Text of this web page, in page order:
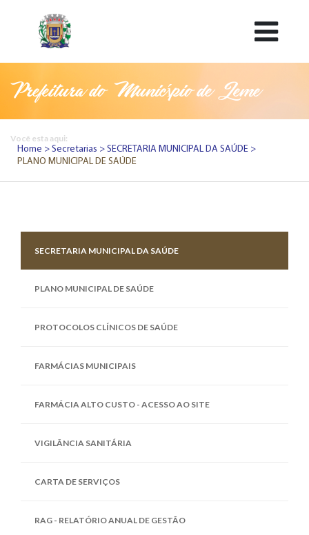
Prefeitura do Município de Leme
Você esta aqui:
Home
Secretarias
SECRETARIA MUNICIPAL DA SAÚDE
PLANO MUNICIPAL DE SAÚDE
SECRETARIA MUNICIPAL DA SAÚDE
PLANO MUNICIPAL DE SAÚDE
PROTOCOLOS CLÍNICOS DE SAÚDE
FARMÁCIAS MUNICIPAIS
FARMÁCIA ALTO CUSTO - ACESSO AO SITE
VIGILÂNCIA SANITÁRIA
CARTA DE SERVIÇOS
RAG - RELATÓRIO ANUAL DE GESTÃO